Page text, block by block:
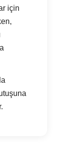
için